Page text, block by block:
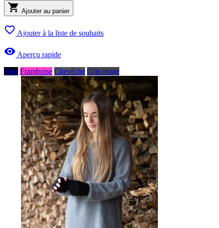
 Ajouter au panier
 Ajouter à la liste de souhaits
 Aperçu rapide
Noir Framboise Chevêche Gris orage